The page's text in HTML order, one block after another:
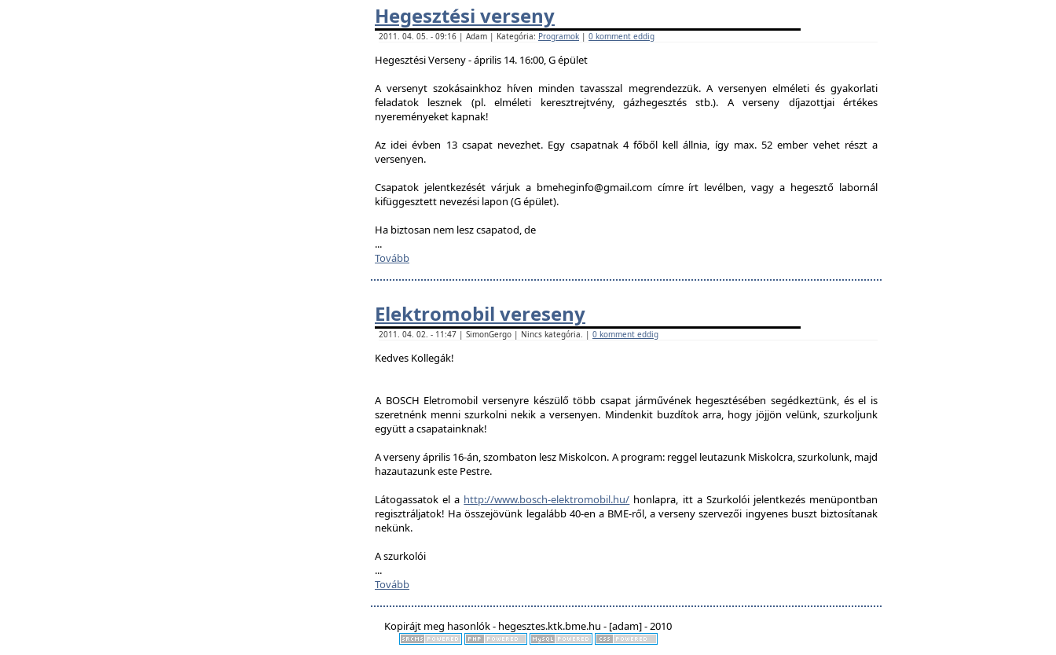
Hegesztési verseny
2011. 04. 05. - 09:16 | Adam | Kategória: Programok | 0 komment eddig
Hegesztési Verseny - április 14. 16:00, G épület
A versenyt szokásainkhoz híven minden tavasszal megrendezzük. A versenyen elméleti és gyakorlati
feladatok lesznek (pl. elméleti keresztrejtvény, gázhegesztés stb.). A verseny díjazottjai értékes
nyereményeket kapnak!
Az idei évben 13 csapat nevezhet. Egy csapatnak 4 főből kell állnia, így max. 52 ember vehet részt a
versenyen.
Csapatok jelentkezését várjuk a bmeheginfo@gmail.com címre írt levélben, vagy a hegesztő labornál
kifüggesztett nevezési lapon (G épület).
Ha biztosan nem lesz csapatod, de
...
Tovább
Elektromobil vereseny
2011. 04. 02. - 11:47 | SimonGergo | Nincs kategória. | 0 komment eddig
Kedves Kollegák!
A BOSCH Eletromobil versenyre készülő több csapat járművének hegesztésében segédkeztünk, és el is
szeretnénk menni szurkolni nekik a versenyen. Mindenkit buzdítok arra, hogy jöjjön velünk, szurkoljunk
együtt a csapatainknak!
A verseny április 16-án, szombaton lesz Miskolcon. A program: reggel leutazunk Miskolcra, szurkolunk, majd
hazautazunk este Pestre.
Látogassatok el a http://www.bosch-elektromobil.hu/ honlapra, itt a Szurkolói jelentkezés menüpontban
regisztráljatok! Ha összejövünk legalább 40-en a BME-ről, a verseny szervezői ingyenes buszt biztosítanak
nekünk.
A szurkolói
...
Tovább
Kopirájt meg hasonlók - hegesztes.ktk.bme.hu - [adam] - 2010